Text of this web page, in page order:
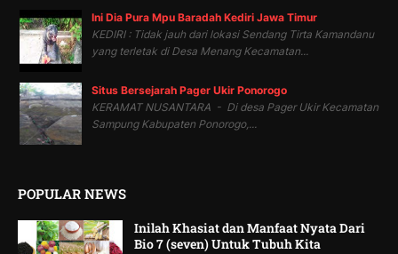
Ini Dia Pura Mpu Baradah Kediri Jawa Timur
KEDIRI : Tidak jauh dari lokasi Sendang Tirta Kamandanu
yang terletak di Desa Menang Kecamatan...
Situs Bersejarah Pager Ukir Ponorogo
KERAMAT NUSANTARA - Di desa Pager Ukir Kecamatan
Sampung Kabupaten Ponorogo,...
POPULAR NEWS
Inilah Khasiat dan Manfaat Nyata Dari
Bio 7 (seven) Untuk Tubuh Kita